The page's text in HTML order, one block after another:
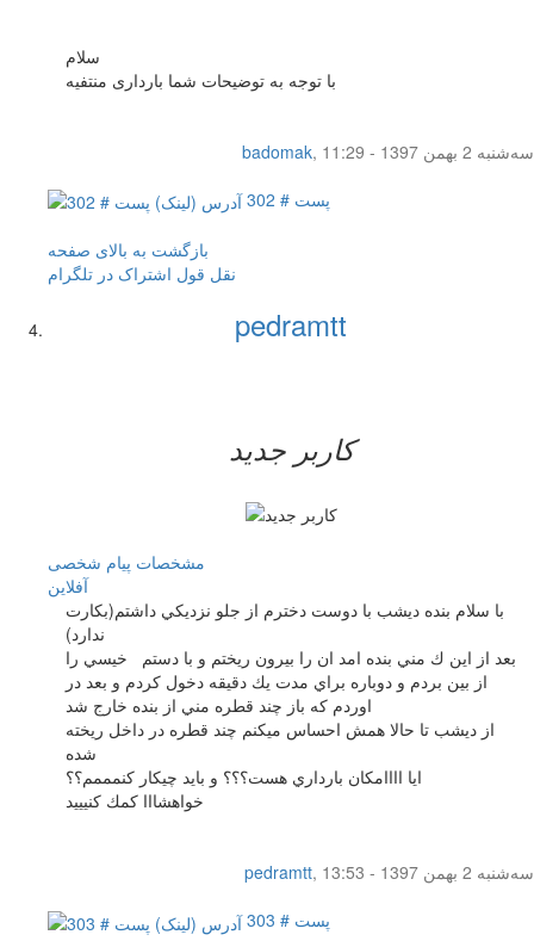
سلام
با توجه به توضیحات شما بارداری منتفیه
badomak,
سه‌شنبه 2 بهمن 1397 - 11:29
پست # 302
بازگشت به بالای صفحه
نقل قول اشتراک در تلگرام
pedramtt
کاربر جدید
مشخصات پیام شخصی
آفلاين
با سلام بنده ديشب با دوست دخترم از جلو نزديكي داشتم(بكارت
ندارد)
بعد از اين ك مني بنده امد ان را بيرون ريختم و با دستم خيسي را
از بين بردم و دوباره براي مدت يك دقيقه دخول كردم و بعد در
اوردم كه باز چند قطره مني از بنده خارج شد
از ديشب تا حالا همش احساس ميكنم چند قطره در داخل ريخته
شده
ايا اااامكان بارداري هست؟؟؟ و بايد چيكار كنمممم؟؟
خواهشااا كمك كنيييد
pedramtt,
سه‌شنبه 2 بهمن 1397 - 13:53
پست # 303